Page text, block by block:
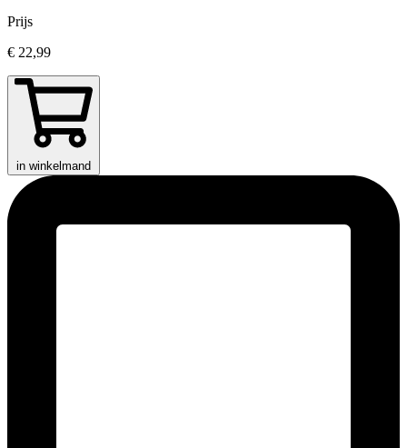
Prijs
€ 22,99
in winkelmand